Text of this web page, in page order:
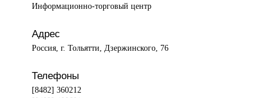
Информационно-торговый центр
Адрес
Россия, г. Тольятти, Дзержинского, 76
Телефоны
[8482] 360212